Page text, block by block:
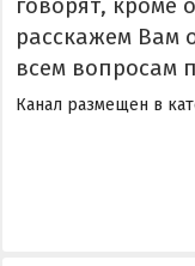
говорят,
расскажем Вам
всем вопросам
Канал размещен в